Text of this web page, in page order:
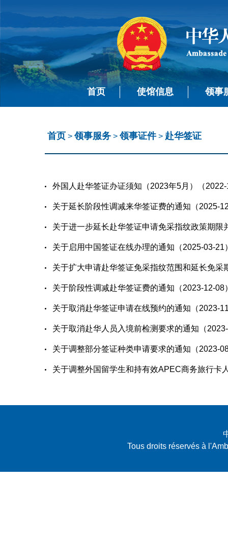
首页 使馆信息 领事
首页 >领事服务 >领事证件> 赴华签证
外国人赴华签证办证须知（2023年5月）（
关于延长阶段性调减来华签证费的通知（2025-
关于进一步延长赴华签证申请免采指纹政策期限
关于启用中国签证在线办理的通知（2025-03-21
关于扩大申请赴华签证免采指纹范围和延长免采
关于阶段性调减赴华签证费的通知（2023-12-08
关于取消赴华签证申请在线预约的通知（2023-
关于取消赴华人员入境前检测要求的通知（
关于调整部分签证种类申请要求的通知（2023-
关于调整外国留学生和持有效APEC商务旅行卡
Tous droits réservés à